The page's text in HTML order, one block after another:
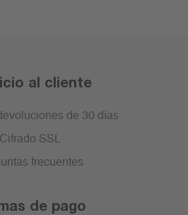
al cliente
de 30 días
Cifrado SSL
frecuentes
de pago